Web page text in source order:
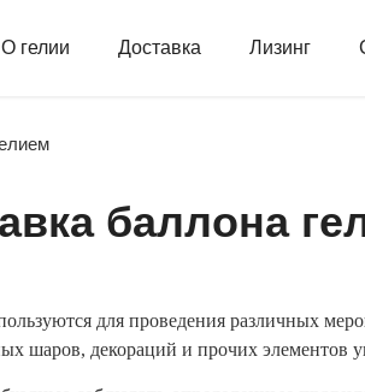
О гелии Доставка Лизинг
баллона
для проведения различных
шаров, декораций и прочих элементов